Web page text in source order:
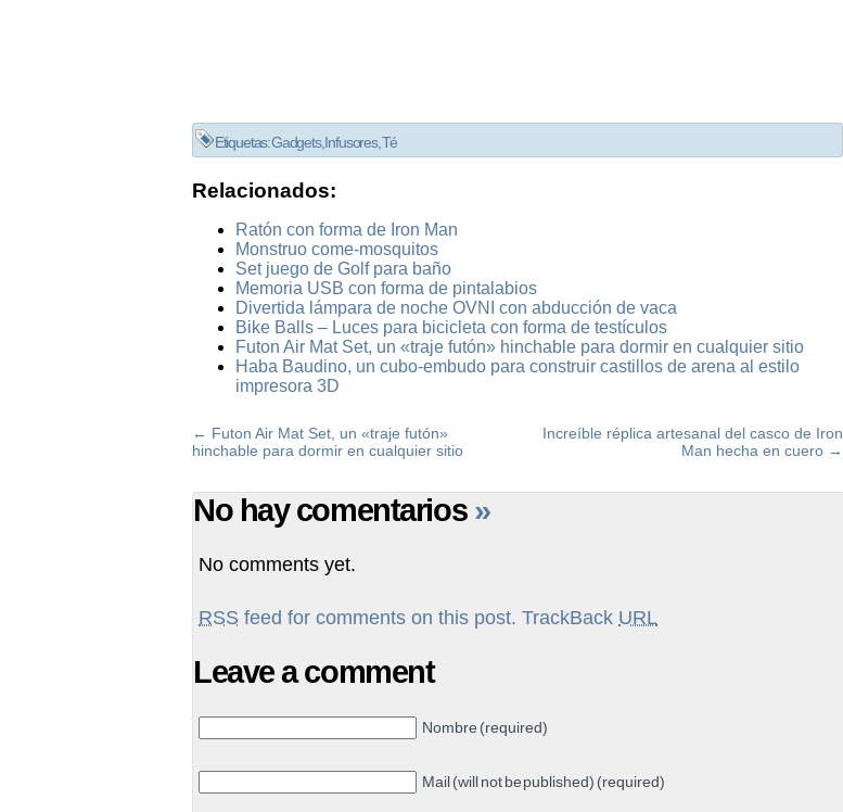
Etiquetas:Gadgets,Infusores,Té
Relacionados:
Ratón con forma de Iron Man
Monstruo come-mosquitos
Set juego de Golf para baño
Memoria USB con forma de pintalabios
Divertida lámpara de noche OVNI con abducción de vaca
Bike Balls – Luces para bicicleta con forma de testículos
Futon Air Mat Set, un «traje futón» hinchable para dormir en cualquier sitio
Haba Baudino, un cubo-embudo para construir castillos de arena al estilo
impresora 3D
Increíble réplica artesanal del casco de Iron
Man hecha en cuero →
← Futon Air Mat Set, un «traje futón»
hinchable para dormir en cualquier sitio
No hay comentarios »
No comments yet.
RSS feed for comments on this post. TrackBack URL
Leave a comment
Nombre (required)
Mail (will not be published) (required)